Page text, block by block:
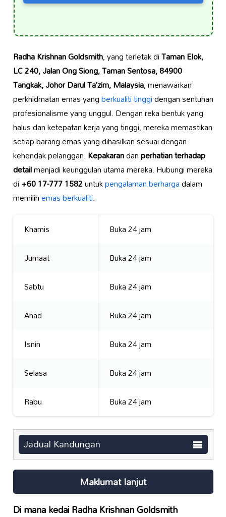
Radha Krishnan Goldsmith, yang terletak diTaman Elok,
LC 240, Jalan Ong Siong, Taman Sentosa, 84900
Tangkak, Johor Darul Ta’zim, Malaysia, menawarkan
perkhidmatan emas yangberkualiti tinggidengan sentuhan
profesionalisme yang unggul. Dengan reka bentuk yang
halus dan ketepatan kerja yang tinggi, mereka memastikan
setiap barang emas yang dihasilkan sesuai dengan
kehendak pelanggan.Kepakarandanperhatian terhadap
detailmenjadi keunggulan utama mereka. Hubungi mereka
di+60 17-777 1582untukpengalaman berhargadalam
memilihemas berkualiti.
Khamis
Buka 24 jam
Jumaat
Buka 24 jam
Sabtu
Buka 24 jam
Ahad
Buka 24 jam
Isnin
Buka 24 jam
Selasa
Buka 24 jam
Rabu
Buka 24 jam
Jadual Kandungan
Maklumat lanjut
Di mana kedaiRadha Krishnan Goldsmith